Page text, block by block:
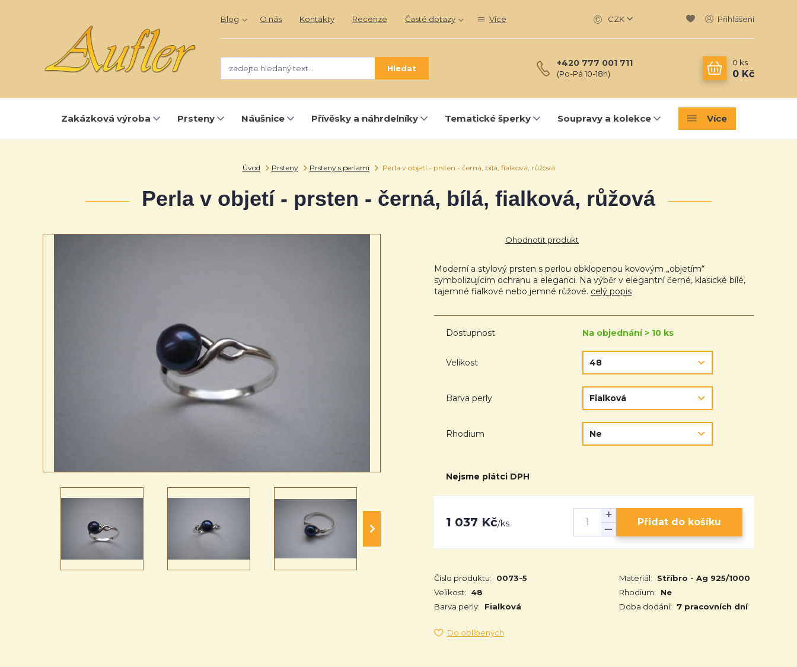
Blog O nás Kontakty Recenze Časté dotazy Více CZK Přihlášení
Hledat +420 777 001 711
(Po-Pá 10-18h)
0 ks
0 Kč
Zakázková výroba Prsteny Náušnice Přívěsky a náhrdelníky Tematické šperky Soupravy a kolekce Více
Úvod Prsteny Prsteny s perlami Perla v objetí - prsten - černá, bílá, fialková, růžová
Perla v objetí - prsten - černá, bílá, fialková, růžová
Ohodnotit produkt
Moderní a stylový prsten s perlou obklopenou kovovým „objetím“
symbolizujícím ochranu a eleganci. Na výběr v elegantní černé, klasické bílé,
tajemné fialkové nebo jemné růžové. celý popis
Dostupnost Na objednání > 10 ks
Velikost
Barva perly
Rhodium
Nejsme plátci DPH
1 037 Kč/ks Přidat do košíku
Číslo produktu: 0073-5 Materiál:
Stříbro - Ag 925/1000
Velikost:
48 Rhodium:
Ne
Barva perly:
Fialková Doba dodání: 7 pracovních dní
Do oblíbených